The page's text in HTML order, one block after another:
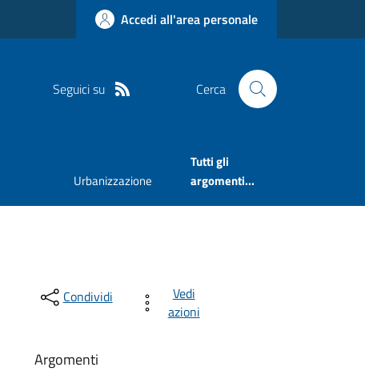
Accedi all'area personale
Seguici su Cerca
Urbanizzazione
Tutti gli
argomenti...
Condividi
Vedi
azioni
Argomenti